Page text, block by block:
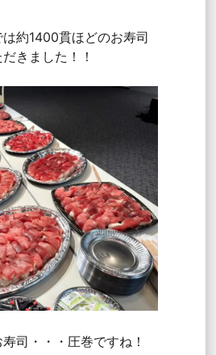
約1400貫ほどのお寿司
きました！！
司・・・圧巻ですね！